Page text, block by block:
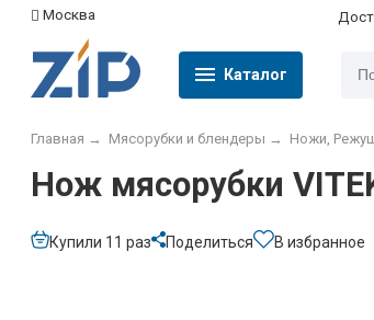
Москва
Каталог
Главная → Мясорубки и блендеры → Ножи,
Нож мясорубки
Купили 11 раз Поделиться В избранное